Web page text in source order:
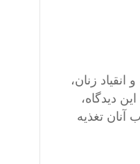
زنان،
دیدگاه،
آنان تغذیه